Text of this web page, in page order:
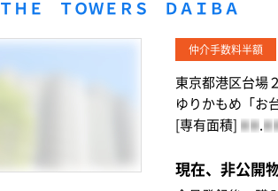
ＴＨＥ ＴＯＷＥＲＳ ＤＡＩＢＡ
仲介手数料半額
東京都港区台場
ゆりかもめ「
[専有面積] - - .- -
現在、非公開